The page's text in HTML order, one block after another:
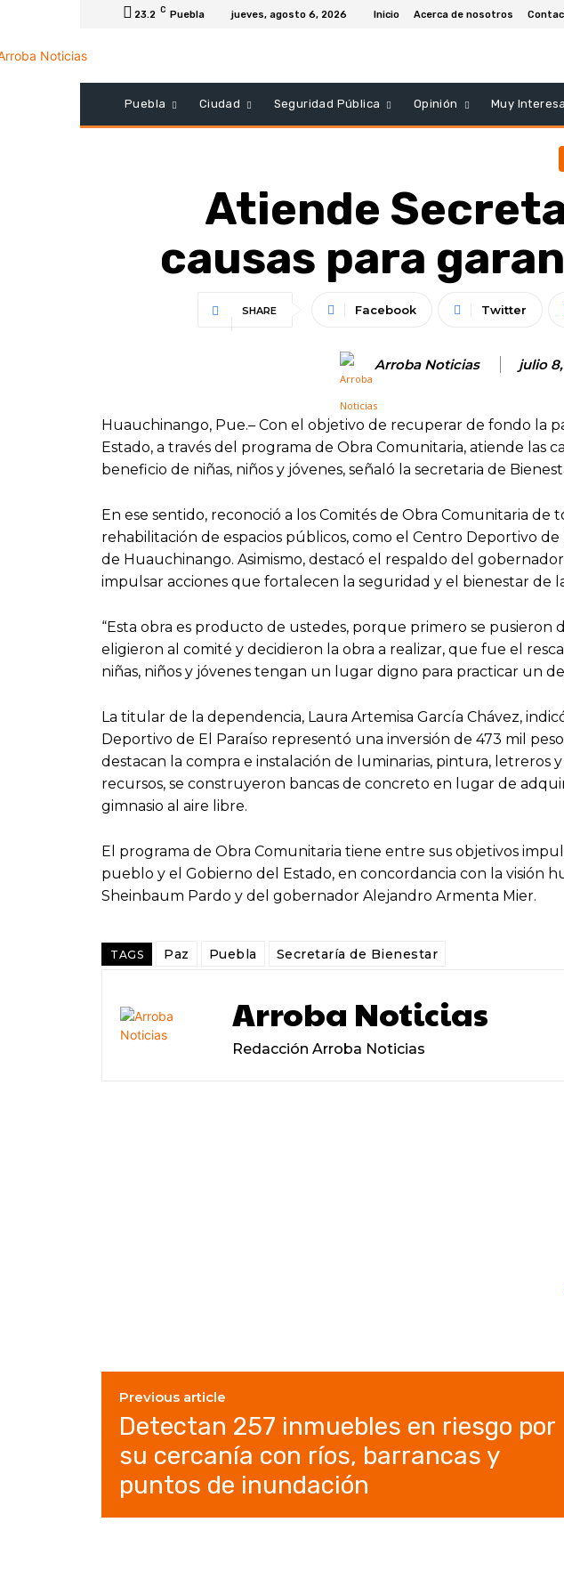
23.2 C Puebla jueves, agosto 6, 2026 Inicio Acerca de nosotros
Puebla Ciudad Seguridad Pública Opinión Muy
Atiende
causas para
SHARE Facebook Twitter
Arroba Noticias julio
Huauchinango, Pue.– Con el objetivo de recuperar de fondo la
Estado, a través del programa de Obra Comunitaria, atiende las
beneficio de niñas, niños y jóvenes, señaló la secretaria de
En ese sentido, reconoció a los Comités de Obra Comunitaria
rehabilitación de espacios públicos, como el Centro Deportivo
de Huauchinango. Asimismo, destacó el respaldo del
impulsar acciones que fortalecen la seguridad y el bienestar de
“Esta obra es producto de ustedes, porque primero se pusieron
eligieron al comité y decidieron la obra a realizar, que fue el
niñas, niños y jóvenes tengan un lugar digno para practicar un
La titular de la dependencia, Laura Artemisa García Chávez,
Deportivo de El Paraíso representó una inversión de 473 mil
destacan la compra e instalación de luminarias, pintura, letreros
recursos, se construyeron bancas de concreto en lugar de
gimnasio al aire libre.
El programa de Obra Comunitaria tiene entre sus objetivos
pueblo y el Gobierno del Estado, en concordancia con la visión
Sheinbaum Pardo y del gobernador Alejandro Armenta Mier.
TAGS Paz Puebla Secretaría de Bienestar
Arroba Noticias
Redacción Arroba Noticias
Previous article
Detectan 257 inmuebles en riesgo por
su cercanía con ríos, barrancas y
puntos de inundación